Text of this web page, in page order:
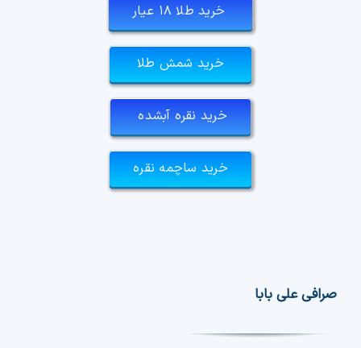
خرید طلا ۱۸ عیار
خرید شمش طلا
خرید نقره آبشده
خرید ساچمه نقره
صرافی علی بابا